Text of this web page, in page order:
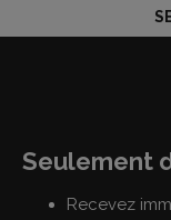
Seulement
Recevez